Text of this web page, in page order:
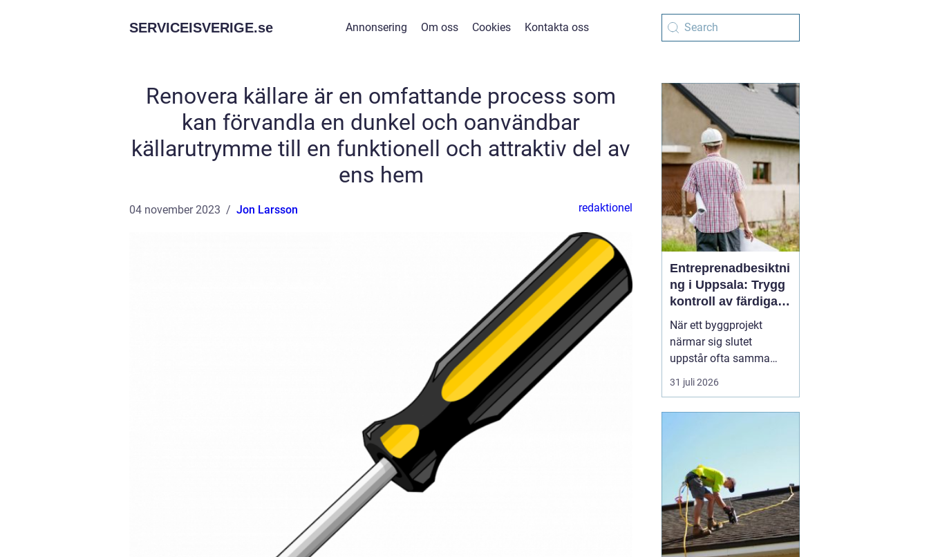
SERVICEISVERIGE.se Annonsering Om oss Cookies Kontakta oss
Renovera källare är en omfattande process som
kan förvandla en dunkel och oanvändbar
källarutrymme till en funktionell och attraktiv del av
ens hem
04 november 2023 Jon Larsson redaktionel
Entreprenadbesiktni
ng i Uppsala: Trygg
kontroll av färdiga
byggprojekt
När ett byggprojekt
närmar sig slutet
uppstår ofta samma
fråga: är entreprenaden
verkligen utförd så som
ger ett tydligt svar.
Genom en strukturerad
genomgån...
31 juli 2026